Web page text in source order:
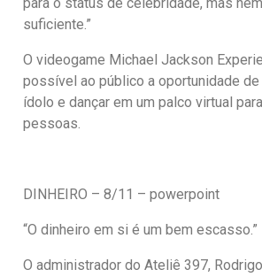
suficiente.”
O videogame Michael Jackson
possível ao público a oportunidade de
ídolo e dançar em um palco virtual
pessoas.
DINHEIRO – 8/11 – powerpoint
“O dinheiro em si é um bem escasso.”
O administrador do Ateliê 397,